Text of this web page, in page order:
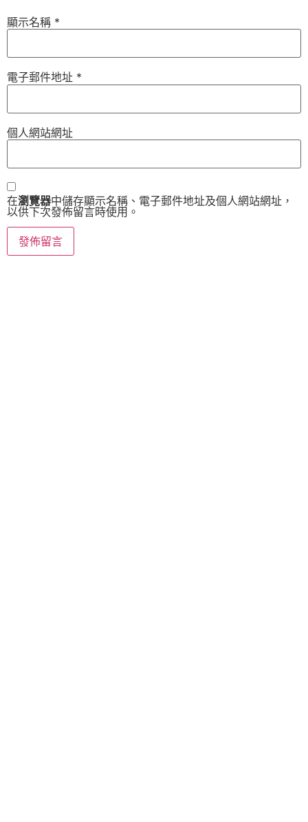
顯示名稱 *
電子郵件地址 *
個人網站網址
在瀏覽器中儲存顯示名稱、電子郵件地址及個人網站網址，
以供下次發佈留言時使用。